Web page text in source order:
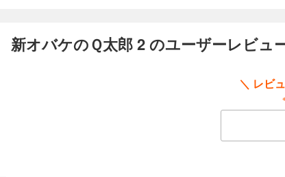
オバケのＱ太郎 2 のユーザーレビュ
＼ レビ